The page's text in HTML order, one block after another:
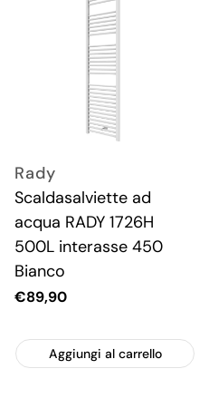
Rady
Scaldasalviette ad
acqua RADY 1726H
500L interasse 450
Bianco
Prezzo
€89,90
Aggiungi al carrello